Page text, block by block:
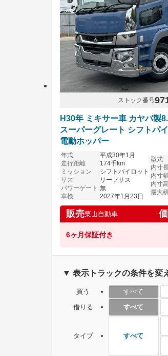
ストック番号
H30年 ミキサー車 カヤバ製
スーパーグレート シフトパ
電動ホッパー
年式
平成30年1月
走行距離
174千km
ミッション
シフトパイロット
サス
リーフサス
パワーゲート 無
車検
2027年1月23日
型式
内寸
内寸幅
内寸
最大
販売栗山自動車
6ヶ月保証付き
▼ 表示トラックの条件を変
買う すべて
借りる
すべて
タイプ すべて